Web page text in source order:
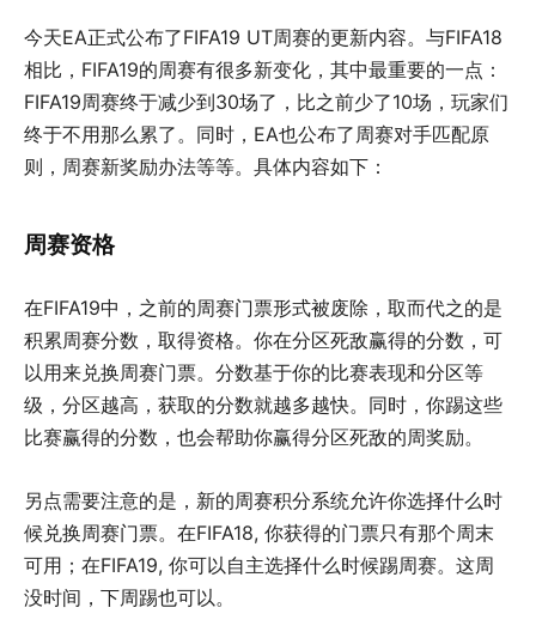
今天EA正式公布了FIFA19 UT周赛的更新内容。与FIFA18
相比，FIFA19的周赛有很多新变化，其中最重要的一点：
FIFA19周赛终于减少到30场了，比之前少了10场，玩家们
终于不用那么累了。同时，EA也公布了周赛对手匹配原
则，周赛新奖励办法等等。具体内容如下：
周赛资格
在FIFA19中，之前的周赛门票形式被废除，取而代之的是
积累周赛分数，取得资格。你在分区死敌赢得的分数，可
以用来兑换周赛门票。分数基于你的比赛表现和分区等
级，分区越高，获取的分数就越多越快。同时，你踢这些
比赛赢得的分数，也会帮助你赢得分区死敌的周奖励。
另点需要注意的是，新的周赛积分系统允许你选择什么时
候兑换周赛门票。在FIFA18, 你获得的门票只有那个周末
可用；在FIFA19, 你可以自主选择什么时候踢周赛。这周
没时间，下周踢也可以。